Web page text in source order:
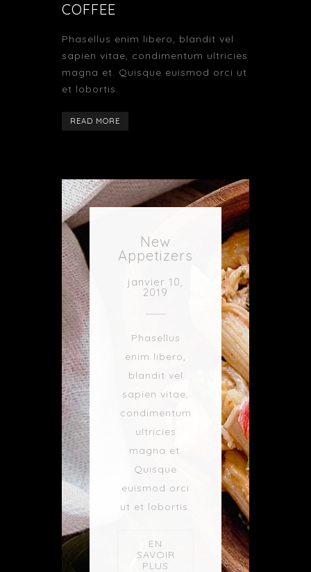
COFFEE
Phasellus enim libero, blandit vel
sapien vitae, condimentum ultricies
magna et. Quisque euismod orci ut
et lobortis.
READ MORE
New
Appetizers
janvier 10,
2019
Phasellus
enim libero,
blandit vel
sapien vitae,
condimentum
ultricies
magna et.
Quisque
euismod orci
ut et lobortis.
EN
SAVOIR
PLUS